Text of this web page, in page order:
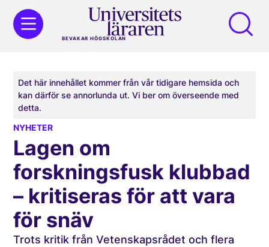
BEVAKAR HÖGSKOLAN
Det här innehållet kommer från vår tidigare hemsida och
kan därför se annorlunda ut. Vi ber om överseende med
detta.
NYHETER
Lagen om
forskningsfusk klubbad
– kritiseras för att vara
för snäv
Trots kritik från Vetenskapsrådet och flera